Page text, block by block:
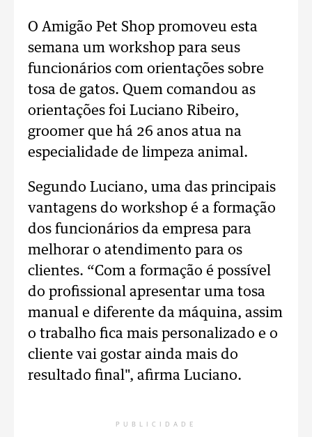
O Amigão Pet Shop promoveu esta
semana um workshop para seus
funcionários com orientações sobre
tosa de gatos. Quem comandou as
orientações foi Luciano Ribeiro,
groomer que há 26 anos atua na
especialidade de limpeza animal.
Segundo Luciano, uma das principais
vantagens do workshop é a formação
dos funcionários da empresa para
melhorar o atendimento para os
clientes. “Com a formação é possível
do profissional apresentar uma tosa
manual e diferente da máquina, assim
o trabalho fica mais personalizado e o
cliente vai gostar ainda mais do
resultado final", afirma Luciano.
PUBLICIDADE